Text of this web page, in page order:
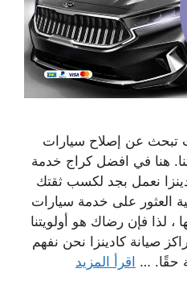
تبحث عن إصلاح سيارات
هنا في افضل كراج خدمة
نعمل بجد لكسب ثقتك
العثور على خدمة سيارات
، لذا فإن رضاك ​​هو أولويتنا
صيانة كادينزا نحن نفهم
حقًا. … اقرأ المزيد